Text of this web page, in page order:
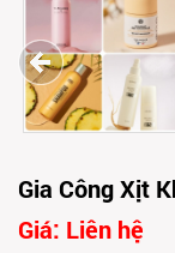
Gia Công Xịt
Giá: Liên hệ